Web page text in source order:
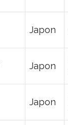
Japon
Japon
Japon